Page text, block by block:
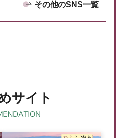
その他のSNS一覧
サイト